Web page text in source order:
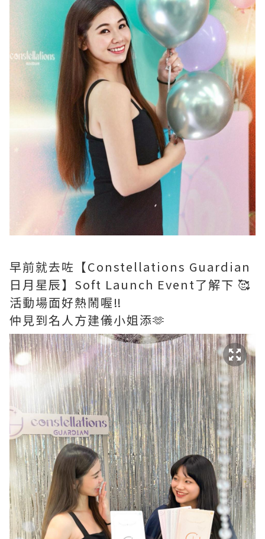
早前就去咗【Constellations Guardian
日月星辰】Soft Launch Event了解下 🥰
活動場面好熱鬧喔‼️
仲見到名人方建儀小姐添🫶